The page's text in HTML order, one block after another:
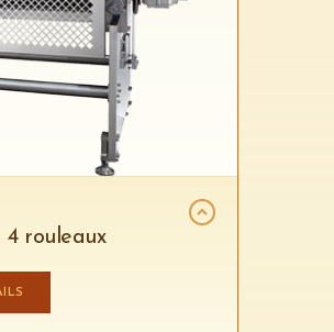
4 rouleaux